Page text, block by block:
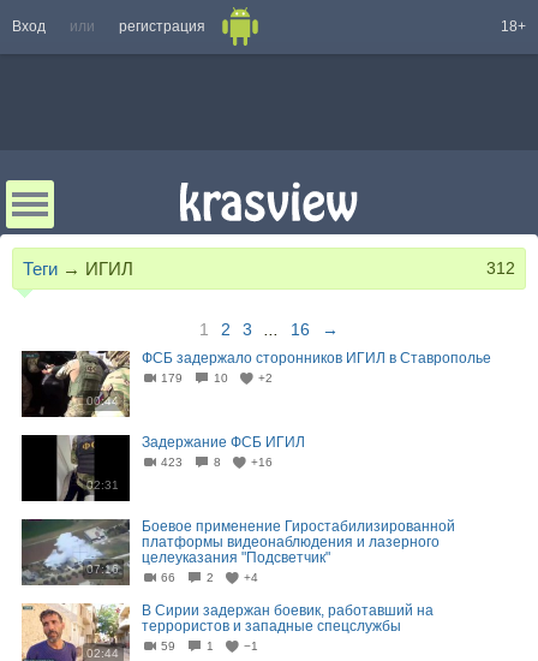
Вход или регистрация 18+
Теги → ИГИЛ 312
1 2 3 16 →
00:44
ФСБ задержало сторонников ИГИЛ в Ставрополье
179 10 +2
02:31
Задержание ФСБ ИГИЛ
423 8 +16
07:16
Боевое применение Гиростабилизированной
платформы видеонаблюдения и лазерного
целеуказания "Подсветчик"
66 2 +4
02:44
В Сирии задержан боевик, работавший на
террористов и западные спецслужбы
59 1 −1